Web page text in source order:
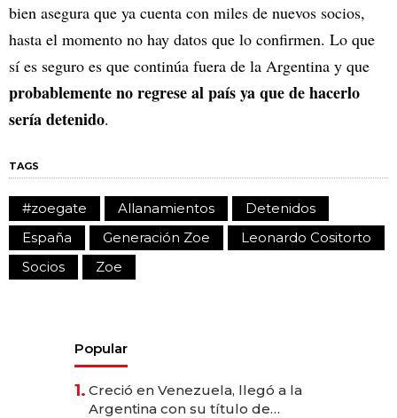
bien asegura que ya cuenta con miles de nuevos socios,
hasta el momento no hay datos que lo confirmen. Lo que
sí es seguro es que continúa fuera de la Argentina y que
probablemente no regrese al país ya que de hacerlo
sería detenido.
TAGS
#zoegate Allanamientos
Detenidos
España
Generación Zoe
Leonardo Cositorto
Socios
Zoe
Popular
1. Creció en Venezuela, llegó a la
Argentina con su título de